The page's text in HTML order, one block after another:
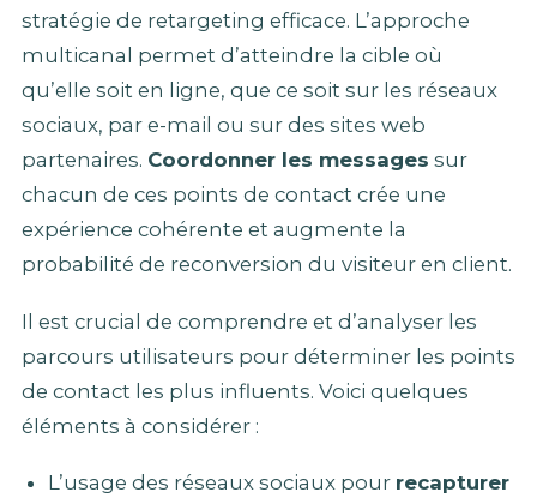
stratégie de retargeting efficace. L’approche
multicanal permet d’atteindre la cible où
qu’elle soit en ligne, que ce soit sur les réseaux
sociaux, par e-mail ou sur des sites web
partenaires. Coordonner les messages sur
chacun de ces points de contact crée une
expérience cohérente et augmente la
probabilité de reconversion du visiteur en client.
Il est crucial de comprendre et d’analyser les
parcours utilisateurs pour déterminer les points
de contact les plus influents. Voici quelques
éléments à considérer :
L’usage des réseaux sociaux pour recapturer